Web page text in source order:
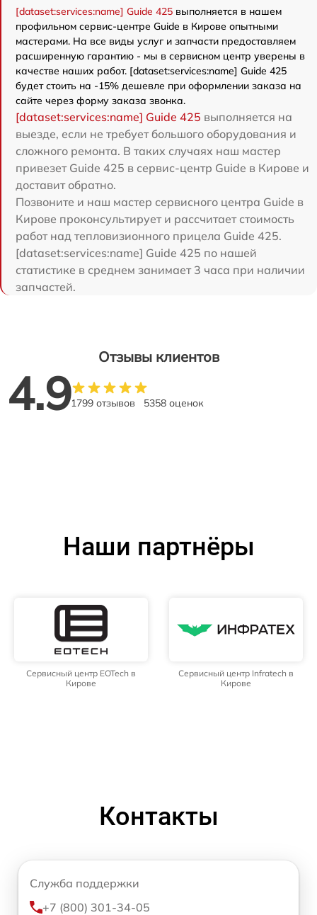
[dataset:services:name] Guide 425 выполняется в нашем
профильном сервис-центре Guide в Кирове опытными
мастерами. На все виды услуг и запчасти предоставляем
расширенную гарантию - мы в сервисном центр уверены в
качестве наших работ. [dataset:services:name] Guide 425
будет стоить на -15% дешевле при оформлении заказа на
сайте через форму заказа звонка.
[dataset:services:name] Guide 425 выполняется на
выезде, если не требует большого оборудования и
сложного ремонта. В таких случаях наш мастер
привезет Guide 425 в сервис-центр Guide в Кирове и
доставит обратно.
Позвоните и наш мастер сервисного центра Guide в
Кирове проконсультирует и рассчитает стоимость
работ над тепловизионного прицела Guide 425.
[dataset:services:name] Guide 425 по нашей
статистике в среднем занимает 3 часа при наличии
запчастей.
Отзывы клиентов
4.91799 отзывов 5358 оценок
Наши партнёры
Сервисный центр EOTech в
Кирове
Сервисный центр Infratech в
Кирове
Контакты
Служба поддержки
+7 (800) 301-34-05